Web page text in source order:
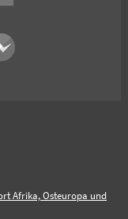
Afrika, Osteuropa und